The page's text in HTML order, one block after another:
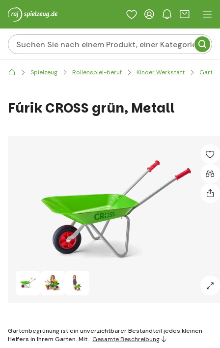
Spielzeug Rollenspiel-beruf Kinder Werkstatt Garten
Fúrik CROSS grün, Metall
Gartenbegrünung ist ein unverzichtbarer Bestandteil jedes kleinen
Helfers in Ihrem Garten. Mit… Gesamte Beschreibung